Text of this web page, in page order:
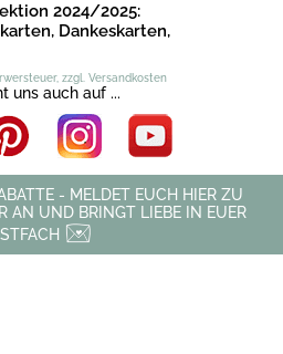
2024/2025:
Dankeskarten,
zzgl. Versandkosten
uns auch auf ...
- MELDET EUCH HIER ZU
AN UND BRINGT LIEBE IN EUER